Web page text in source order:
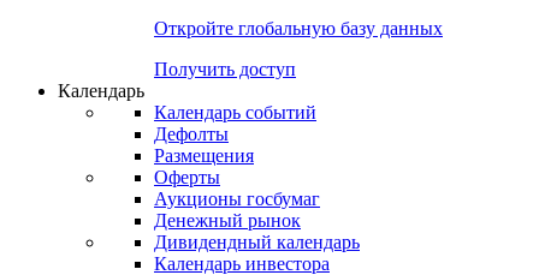
Откройте глобальную базу данных
Получить доступ
Календарь
Календарь событий
Дефолты
Размещения
Оферты
Аукционы госбумаг
Денежный рынок
Дивидендный календарь
Календарь инвестора